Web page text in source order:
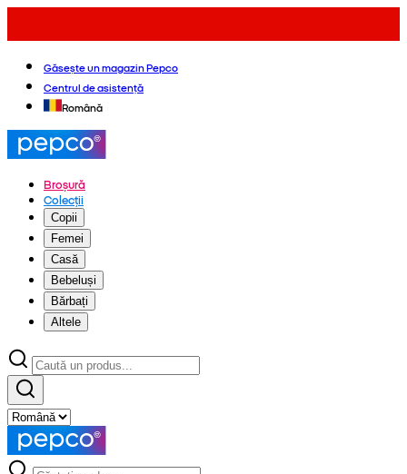
Găsește un magazin Pepco
Centrul de asistență
Română
Broșură
Colecții
Copii
Femei
Casă
Bebeluși
Bărbați
Altele